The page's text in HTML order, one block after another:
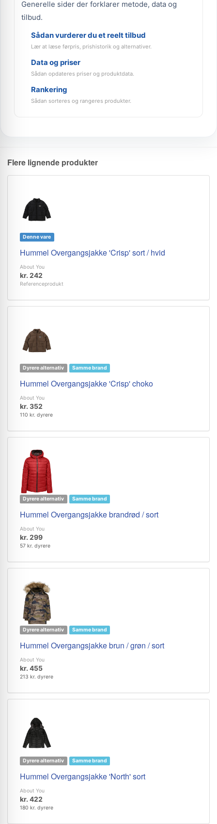
Generelle sider der forklarer metode, data og
tilbud.
Sådan vurderer du et reelt tilbud
Lær at læse førpris, prishistorik og alternativer.
Data og priser
Sådan opdateres priser og produktdata.
Rankering
Sådan sorteres og rangeres produkter.
Flere lignende produkter
Denne vare
Hummel Overgangsjakke 'Crisp' sort / hvid
About You
kr. 242
Referenceprodukt
Dyrere alternativ Samme brand
Hummel Overgangsjakke 'Crisp' choko
About You
kr. 352
110 kr. dyrere
Dyrere alternativ Samme brand
Hummel Overgangsjakke brandrød / sort
About You
kr. 299
57 kr. dyrere
Dyrere alternativ Samme brand
Hummel Overgangsjakke brun / grøn / sort
About You
kr. 455
213 kr. dyrere
Dyrere alternativ Samme brand
Hummel Overgangsjakke 'North' sort
About You
kr. 422
180 kr. dyrere